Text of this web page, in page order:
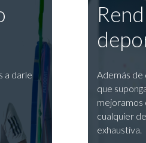
a darle
Además
que
mejoramos
cualquier
exhaustiva.